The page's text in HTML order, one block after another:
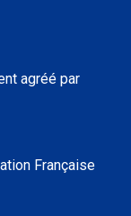
agréé par
Française